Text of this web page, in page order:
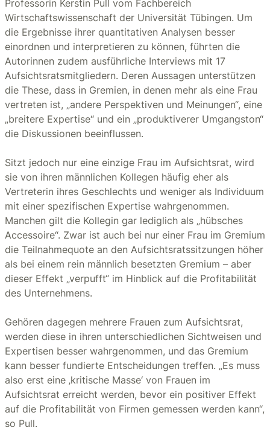
Professorin Kerstin Pull vom Fachbereich
Wirtschaftswissenschaft der Universität Tübingen. Um
die Ergebnisse ihrer quantitativen Analysen besser
einordnen und interpretieren zu können, führten die
Autorinnen zudem ausführliche Interviews mit 17
Aufsichtsratsmitgliedern. Deren Aussagen unterstützen
die These, dass in Gremien, in denen mehr als eine Frau
vertreten ist, „andere Perspektiven und Meinungen“, eine
„breitere Expertise“ und ein „produktiverer Umgangston“
die Diskussionen beeinflussen.
Sitzt jedoch nur eine einzige Frau im Aufsichtsrat, wird
sie von ihren männlichen Kollegen häufig eher als
Vertreterin ihres Geschlechts und weniger als Individuum
mit einer spezifischen Expertise wahrgenommen.
Manchen gilt die Kollegin gar lediglich als „hübsches
Accessoire“. Zwar ist auch bei nur einer Frau im Gremium
die Teilnahmequote an den Aufsichtsratssitzungen höher
als bei einem rein männlich besetzten Gremium – aber
dieser Effekt „verpufft“ im Hinblick auf die Profitabilität
des Unternehmens.
Gehören dagegen mehrere Frauen zum Aufsichtsrat,
werden diese in ihren unterschiedlichen Sichtweisen und
Expertisen besser wahrgenommen, und das Gremium
kann besser fundierte Entscheidungen treffen. „Es muss
also erst eine ‚kritische Masse‘ von Frauen im
Aufsichtsrat erreicht werden, bevor ein positiver Effekt
auf die Profitabilität von Firmen gemessen werden kann“,
so Pull.